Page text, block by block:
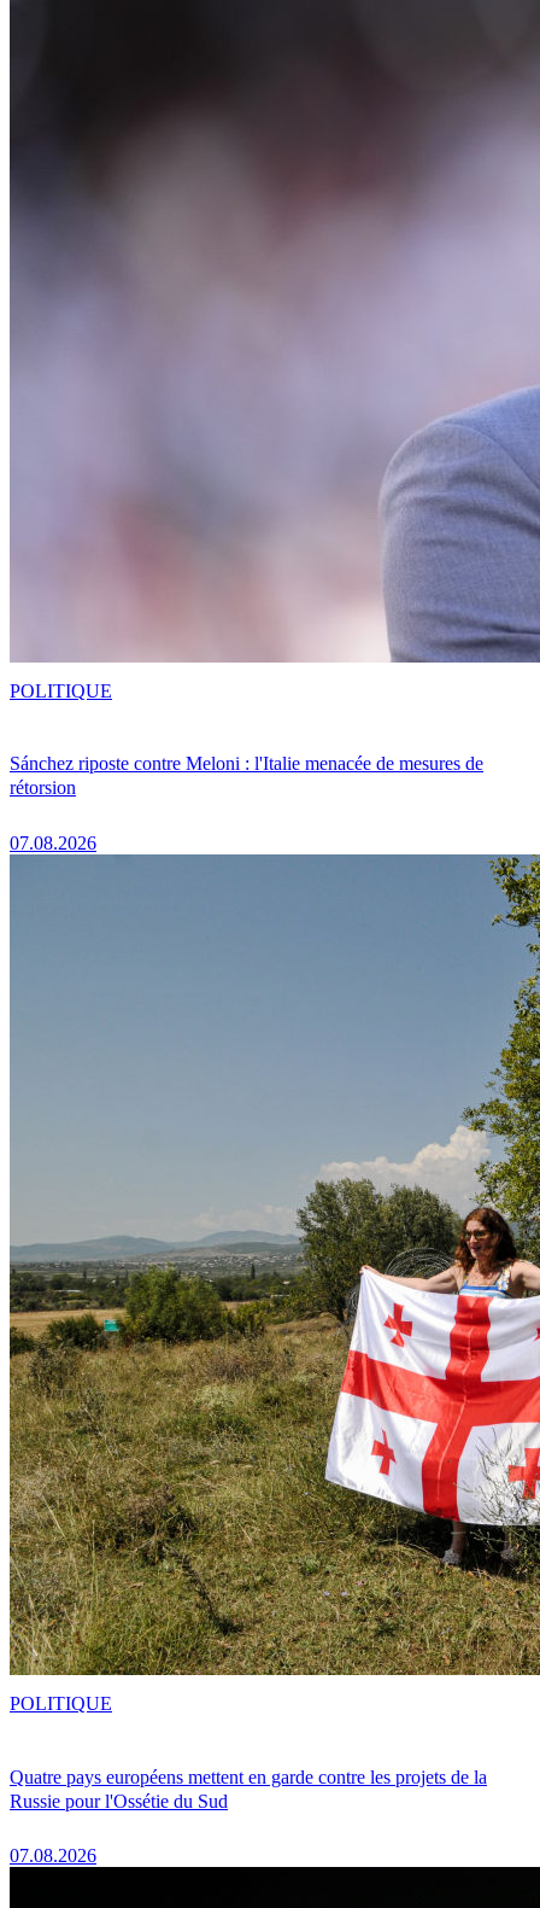
Sánchez riposte contre Meloni : l'Italie menacée de mesures de
rétorsion
07.08.2026
POLITIQUE
Quatre pays européens mettent en garde contre les projets de la
Russie pour l'Ossétie du Sud
07.08.2026
POLITIQUE